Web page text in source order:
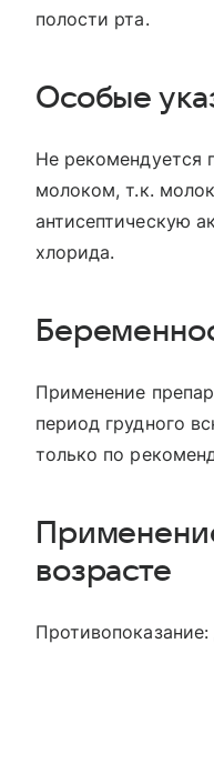
полости рта.
Особые
Не рекомендуется
молоком, т.к.
антисептическую
хлорида.
Применение
период грудного
только по
возрасте